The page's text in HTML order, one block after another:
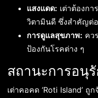
แสงแดด: เต่าต้องกา
วิตามินดี ซึ่งสำคัญต่
การดูแลสุขภาพ: คว
ป้องกันโรคต่าง ๆ
สถานะการอนุ
เต่าคอคด ‘Roti Island’